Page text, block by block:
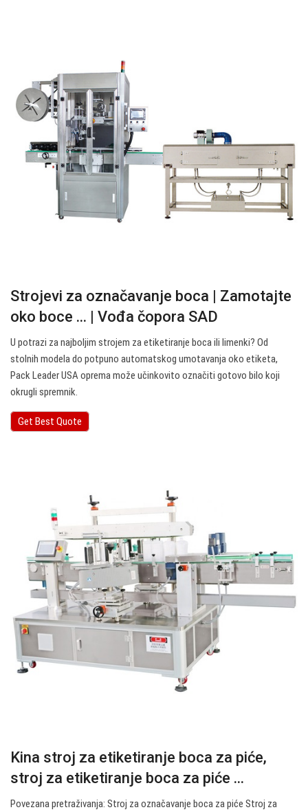
Strojevi za označavanje boca | Zamotajte
oko boce ... | Vođa čopora SAD
U potrazi za najboljim strojem za etiketiranje boca ili limenki? Od
stolnih modela do potpuno automatskog umotavanja oko etiketa,
Pack Leader USA oprema može učinkovito označiti gotovo bilo koji
okrugli spremnik.
Get Best Quote
Kina stroj za etiketiranje boca za piće,
stroj za etiketiranje boca za piće ...
Povezana pretraživanja: Stroj za označavanje boca za piće Stroj za